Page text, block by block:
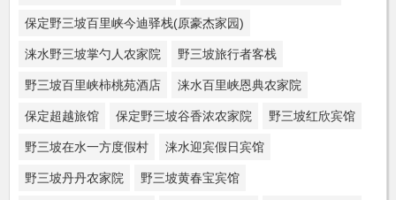
保定野三坡百里峡今迪驿栈(原豪杰家园)
涞水野三坡掌勺人农家院 野三坡旅行者客栈
野三坡百里峡柿桃苑酒店 涞水百里峡恩典农家院
保定超越旅馆 保定野三坡谷香浓农家院 野三坡红欣宾馆
野三坡在水一方度假村 涞水迎宾假日宾馆
野三坡丹丹农家院 野三坡黄春宝宾馆